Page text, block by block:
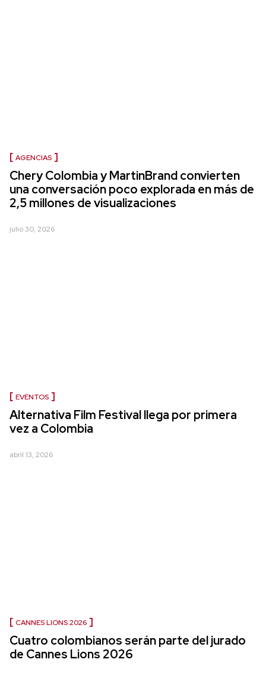
AGENCIAS
Chery Colombia y MartinBrand convierten
una conversación poco explorada en más de
2,5 millones de visualizaciones
julio 30, 2026
EVENTOS
Alternativa Film Festival llega por primera
vez a Colombia
abril 13, 2026
CANNES LIONS 2026
Cuatro colombianos serán parte del jurado
de Cannes Lions 2026